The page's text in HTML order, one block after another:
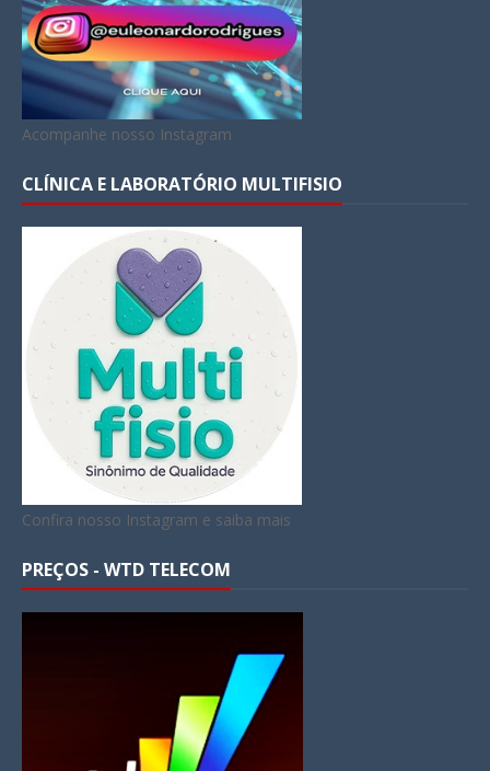
Acompanhe nosso Instagram
CLÍNICA E LABORATÓRIO MULTIFISIO
Confira nosso Instagram e saiba mais
PREÇOS - WTD TELECOM